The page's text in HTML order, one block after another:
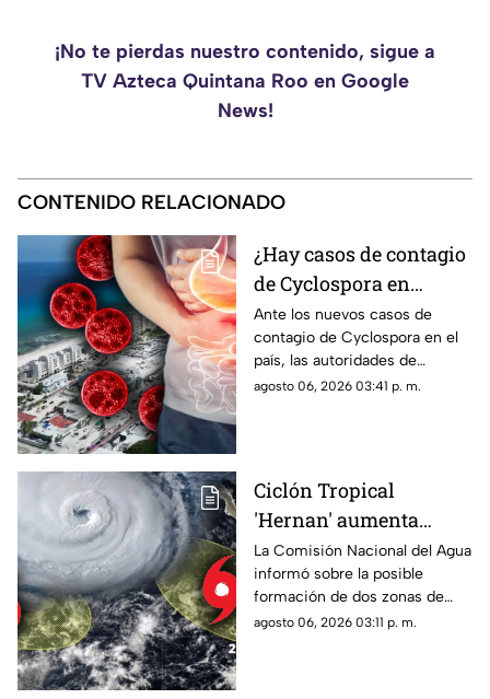
¡No te pierdas nuestro contenido, sigue a
TV Azteca Quintana Roo en Google
News!
CONTENIDO RELACIONADO
¿Hay casos de contagio
de Cyclospora en
Quintana Roo? Esto
dicen las autoridades
sobre los turistas
contagiados de
Ante los nuevos casos de
contagio de Cyclospora en el
país, las autoridades de
Quintana Roo informaron
agosto 06, 2026 03:41 p. m.
Ciclón Tropical
'Hernan' aumenta
probabilidad de
formación: Vigilan dos
zonas de baja presión
con probablidad de
La Comisión Nacional del Agua
informó sobre la posible
formación de dos zonas de
baja presión con potencial
agosto 06, 2026 03:11 p. m.